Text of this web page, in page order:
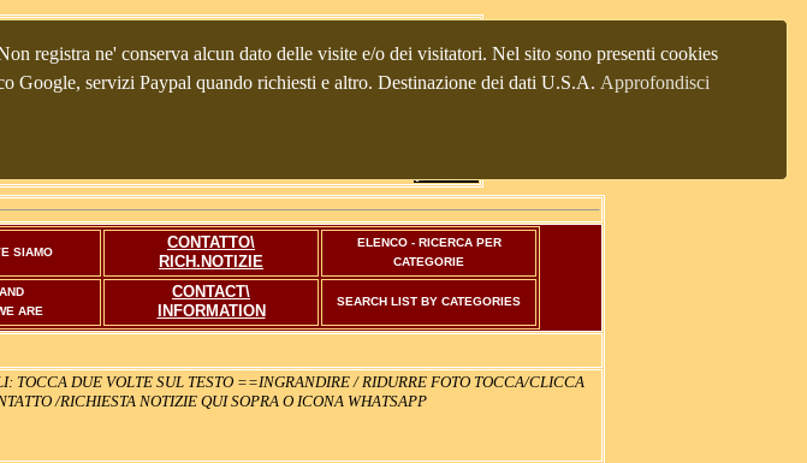
registra ne' conserva alcun dato delle visite e/o dei visitatori. Nel sito sono presenti cookies
Google, servizi Paypal quando richiesti e altro. Destinazione dei dati U.S.A. Approfondisci
Via Gemona 10\12
3482325219
SIAMO
CONTATTO\
RICH.NOTIZIE
ELENCO - RICERCA PER
CATEGORIE
ARE
CONTACT\
INFORMATION
SEARCH LIST BY CATEGORIES
TOCCA DUE VOLTE SUL TESTO ==INGRANDIRE / RIDURRE FOTO TOCCA/CLICCA
/RICHIESTA NOTIZIE QUI SOPRA O ICONA WHATSAPP